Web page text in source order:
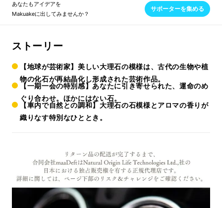
あなたもアイデアを
Makuakeに出してみませんか？
サポーターを集める
ストーリー
【地球が芸術家】美しい大理石の模様は、古代の生物や植
物の化石が再結晶化し形成された芸術作品。
【一期一会の特別感】あなたに引き寄せられた、運命のめ
ぐり合わせ。ほかにはない石。
【車内で自然との調和】大理石の石模様とアロマの香りが
織りなす特別なひととき。